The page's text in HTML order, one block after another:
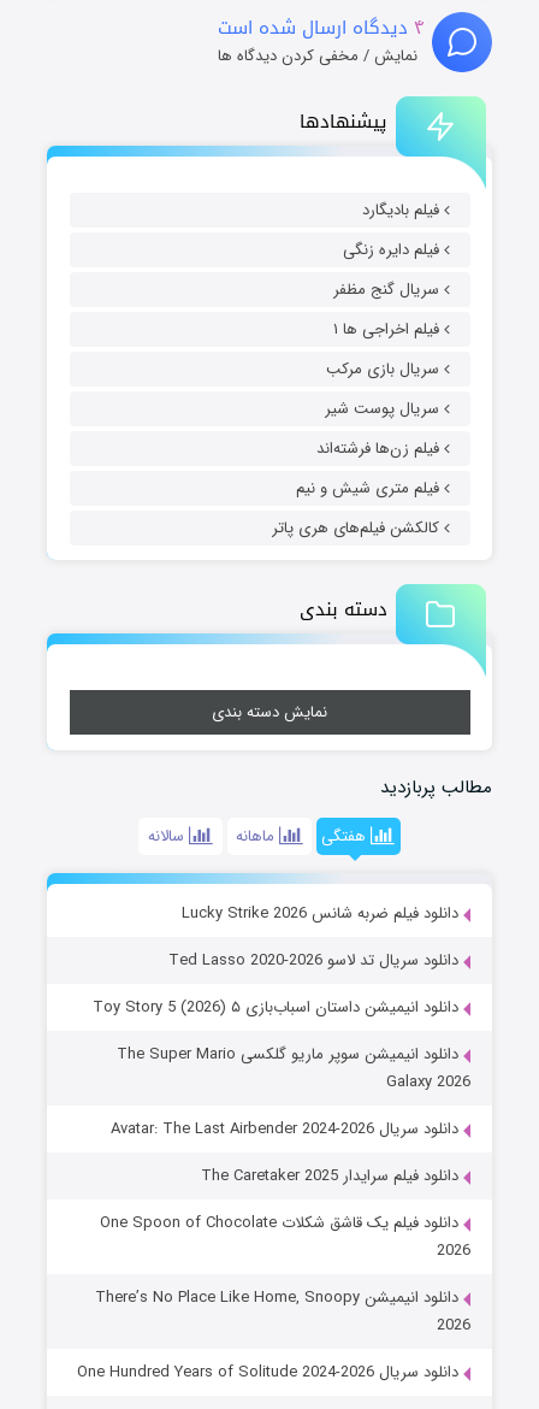
پیشنهادها
فیلم بادیگارد
فیلم دایره زنگی
سریال گنج مظفر
فیلم اخراجی ها ۱
سریال بازی مرکب
سریال پوست شیر
فیلم زن‌ها فرشته‌اند
فیلم متری شیش و نیم
کالکشن فیلم‌های هری پاتر
دسته بندی
نمایش دسته بندی
مطالب پربازدید
هفتگی ماهانه سالانه
دانلود فیلم ضربه شانس Lucky Strike 2026
دانلود سریال تد لاسو Ted Lasso 2020-2026
دانلود انیمیشن داستان اسباب‌بازی ۵ Toy Story 5 (2026)
دانلود انیمیشن سوپر ماریو گلکسی The Super Mario
Galaxy 2026
دانلود سریال Avatar: The Last Airbender 2024-2026
دانلود فیلم سرایدار The Caretaker 2025
دانلود فیلم یک قاشق شکلات One Spoon of Chocolate
2026
دانلود انیمیشن There’s No Place Like Home, Snoopy
2026
دانلود سریال One Hundred Years of Solitude 2024-2026
۴ دیدگاه ارسال شده است
نمایش / مخفی کردن دیدگاه ها